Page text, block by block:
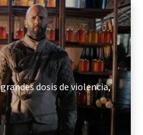
dosis de violencia,